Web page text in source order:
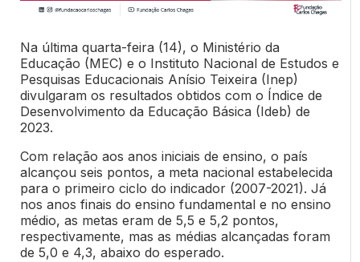
Na última quarta-feira (14), o Ministério da
Educação (MEC) e o Instituto Nacional de Estudos e
Pesquisas Educacionais Anísio Teixeira (Inep)
divulgaram os resultados obtidos com o Índice de
Desenvolvimento da Educação Básica (Ideb) de
2023.
Com relação aos anos iniciais de ensino, o país
alcançou seis pontos, a meta nacional estabelecida
para o primeiro ciclo do indicador (2007-2021). Já
nos anos finais do ensino fundamental e no ensino
médio, as metas eram de 5,5 e 5,2 pontos,
respectivamente, mas as médias alcançadas foram
de 5,0 e 4,3, abaixo do esperado.